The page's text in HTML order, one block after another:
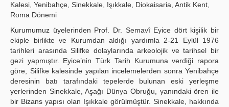
Principles
Publication Policies
Guidelines
Contact Us
Kalesi, Yenibahçe, Sinekkale, Işıkkale, Diokaisaria, Antik Kent,
Roma Dönemi
Kurumumuz üyelerinden Prof. Dr. Semavî Eyice dört kişilik bir
ekiple birlikte ve Kurumdan aldığı yardımla 2-21 Eylül 1976
tarihleri arasında Silifke dolaylarında arkeolojik ve tarihsel bir
gezi yapmıştır. Eyice’nin Türk Tarih Kurumuna verdiği rapora
göre, Silifke kalesinde yapılan incelemelerden sonra Yenibahçe
deresinin batı tarafındaki tepelerde bulunan eski yerleşme
yerlerinden Sinekkale, Aşağı Dünya Obruğu, yanındaki ören ile
bir Bizans yapısı olan Işıkkale görülmüştür. Sinekkale, hakkında